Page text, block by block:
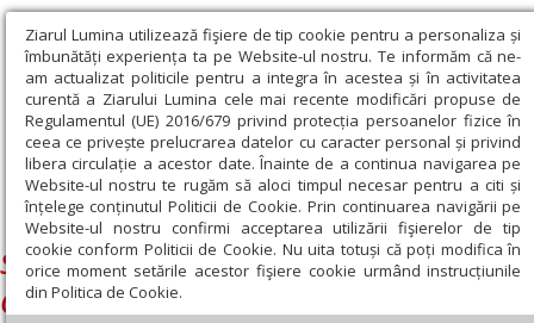
Ziarul Lumina utilizează fişiere de tip cookie pentru a personaliza și
îmbunătăți experiența ta pe Website-ul nostru. Te informăm că ne-
am actualizat politicile pentru a integra în acestea și în activitatea
curentă a Ziarului Lumina cele mai recente modificări propuse de
Regulamentul (UE) 2016/679 privind protecția persoanelor fizice în
ceea ce privește prelucrarea datelor cu caracter personal și privind
libera circulație a acestor date. Înainte de a continua navigarea pe
Website-ul nostru te rugăm să aloci timpul necesar pentru a citi și
înțelege conținutul Politicii de Cookie. Prin continuarea navigării pe
Website-ul nostru confirmi acceptarea utilizării fişierelor de tip
cookie conform Politicii de Cookie. Nu uita totuși că poți modifica în
orice moment setările acestor fişiere cookie urmând instrucțiunile
din Politica de Cookie.
Ziarul Lumina › Serafim, Mitropolitul Germaniei, Europei Centrale
şi de Nord
Serafim, Mitropolitul Germaniei, Europei
Centrale şi de Nord